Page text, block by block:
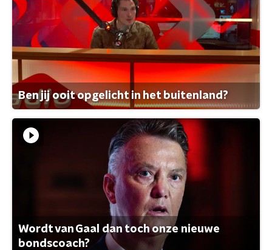
Ben jij ooit opgelicht in het buitenland?
Wordt van Gaal dan toch onze nieuwe
bondscoach?